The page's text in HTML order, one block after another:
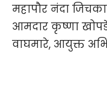
महापौर नंदा
आमदार कृष्णा
वाघमारे, आयुक्त